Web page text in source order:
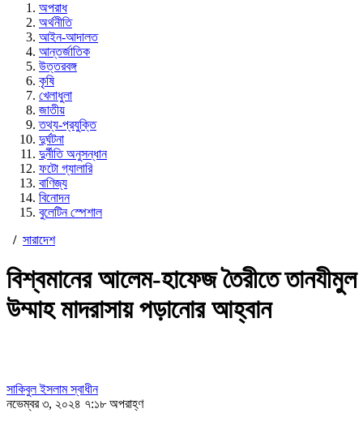
অপরাধ
অর্থনীতি
আইন-আদালত
আন্তর্জাতিক
উত্তরবঙ্গ
কৃষি
খেলাধুলা
জাতীয়
তথ্য-প্রযুক্তি
দুর্ঘটনা
দুর্নীতি অনুসন্ধান
ফটো গ্যালারি
বাণিজ্য
বিনোদন
বুলেটিন স্পেশাল
/ সারাদেশ
বিশ্বমানের আলেম-হাফেজ তৈরীতে তানযীমুল
উম্মাহ মাদরাসায় পড়ানোর আহ্বান
সাকিবুল ইসলাম স্বাধীন
নভেম্বর ৩, ২০২৪ ৭:১৮ অপরাহ্ণ